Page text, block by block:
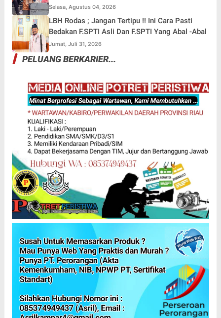
Selasa, Agustus 04, 2026
LBH Rodas ; Jangan Tertipu !! Ini Cara Pasti
Bedakan F.SPTI Asli Dan F.SPTI Yang Abal -Abal
Jumat, Juli 31, 2026
PELUANG BERKARIER...